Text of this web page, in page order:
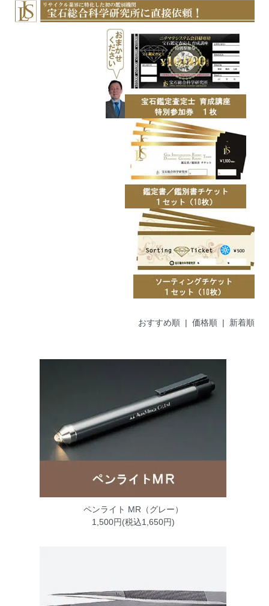
おすすめ順| 価格順 | 新着順
ペンライト MR（グレー）
1,500円(税込1,650円)